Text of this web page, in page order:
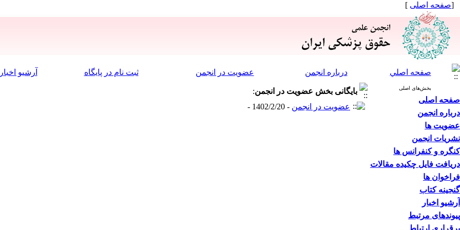
[صفحه اصلی ]
صفحه اصلي درباره انجمن عضویت در انجمن ثبت نام در پایگاه آرشیو
بخش‌های اصلی
صفحه اصلی
درباره انجمن
عضویت ها
نشریات انجمن
کنگره و کنفرانس ها
دریافت فایل چکیده مقالات
فراخوان ها
گنجینه کتاب
آرشیو اخبار
پیوندهای مرتبط
برقراری ارتباط
بایگانی بخش عضویت در انجمن:
عضویت در انجمن - 1402/2/20 -